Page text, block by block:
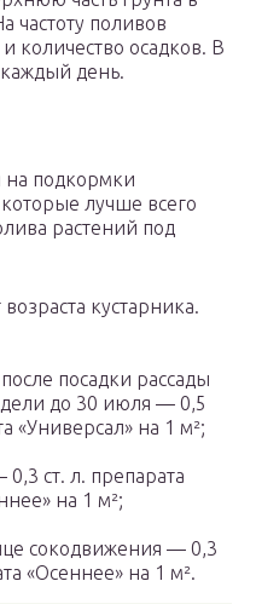
частоту поливов
количество осадков. В
день.
на подкормки
лучше всего
растений под
кустарника.
посадки рассады
до 30 июля — 0,5
«Универсал» на 1 м²;
0,3 ст. л. препарата
на 1 м²;
сокодвижения — 0,3
«Осеннее» на 1 м².